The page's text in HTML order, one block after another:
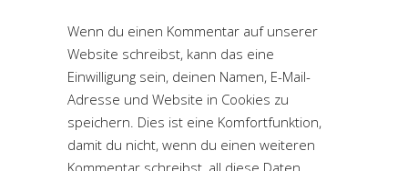
Wenn du einen Kommentar auf unserer
Website schreibst, kann das eine
Einwilligung sein, deinen Namen, E-Mail-
Adresse und Website in Cookies zu
speichern. Dies ist eine Komfortfunktion,
damit du nicht, wenn du einen weiteren
Kommentar schreibst, all diese Daten